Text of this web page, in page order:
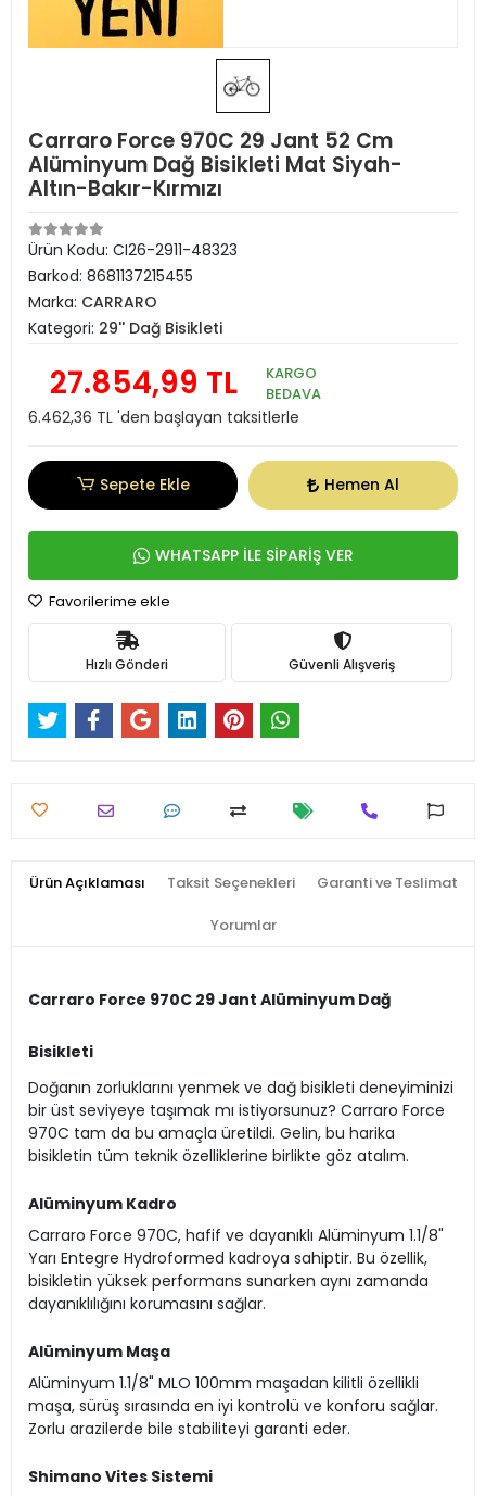
Carraro Force 970C 29 Jant 52 Cm
Alüminyum Dağ Bisikleti Mat Siyah-
Altın-Bakır-Kırmızı
Ürün Kodu: CI26-2911-48323
Barkod: 8681137215455
Marka: CARRARO
Kategori: 29'' Dağ Bisikleti
27.854,99 TL
KARGO
BEDAVA
6.462,36 TL 'den başlayan taksitlerle
Sepete Ekle Hemen Al
WHATSAPP İLE SİPARİŞ VER
Favorilerime ekle
Hızlı Gönderi Güvenli Alışveriş
Ürün Açıklaması Taksit Seçenekleri Garanti ve Teslimat
Yorumlar
Carraro Force 970C 29 Jant Alüminyum Dağ
Bisikleti
Doğanın zorluklarını yenmek ve dağ bisikleti deneyiminizi
bir üst seviyeye taşımak mı istiyorsunuz? Carraro Force
970C tam da bu amaçla üretildi. Gelin, bu harika
bisikletin tüm teknik özelliklerine birlikte göz atalım.
Alüminyum Kadro
Carraro Force 970C, hafif ve dayanıklı Alüminyum 1.1/8"
Yarı Entegre Hydroformed kadroya sahiptir. Bu özellik,
bisikletin yüksek performans sunarken aynı zamanda
dayanıklılığını korumasını sağlar.
Alüminyum Maşa
Alüminyum 1.1/8" MLO 100mm maşadan kilitli özellikli
maşa, sürüş sırasında en iyi kontrolü ve konforu sağlar.
Zorlu arazilerde bile stabiliteyi garanti eder.
Shimano Vites Sistemi